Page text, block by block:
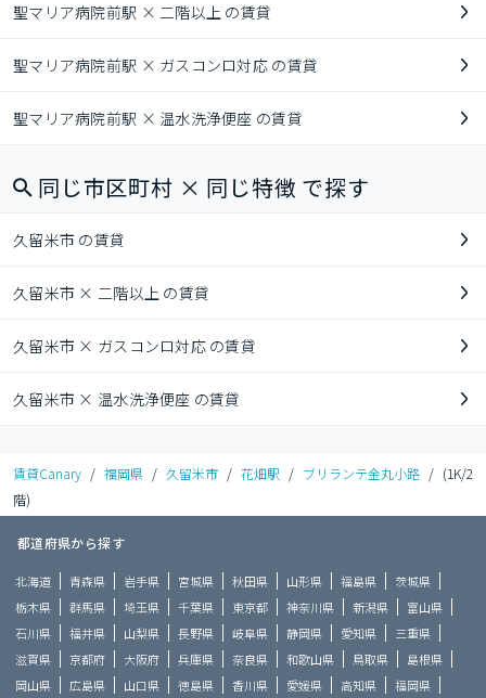
聖マリア病院前駅 × 二階以上 の賃貸
聖マリア病院前駅 × ガスコンロ対応 の賃貸
聖マリア病院前駅 × 温水洗浄便座 の賃貸
同じ市区町村 × 同じ特徴 で探す
久留米市 の賃貸
久留米市 × 二階以上 の賃貸
久留米市 × ガスコンロ対応 の賃貸
久留米市 × 温水洗浄便座 の賃貸
賃貸Canary / 福岡県 / 久留米市 / 花畑駅 / ブリランテ金丸小路 / (1K/2
階)
都道府県から探す
北海道 青森県 岩手県 宮城県 秋田県 山形県 福島県
茨城県
栃木県
群馬県 埼玉県 千葉県 東京都 神奈川県 新潟県
富山県
石川県
福井県 山梨県 長野県 岐阜県 静岡県 愛知県
三重県
滋賀県
京都府 大阪府 兵庫県 奈良県 和歌山県 鳥取県
島根県
岡山県
広島県 山口県 徳島県 香川県 愛媛県 高知県 福岡県